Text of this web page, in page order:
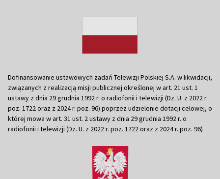
Dofinansowanie ustawowych zadań Telewizji Polskiej S.A. w likwidacji,
związanych z realizacją misji publicznej określonej w art. 21 ust. 1
ustawy z dnia 29 grudnia 1992 r. o radiofonii i telewizji (Dz. U. z 2022 r.
poz. 1722 oraz z 2024 r. poz. 96) poprzez udzielenie dotacji celowej, o
której mowa w art. 31 ust. 2 ustawy z dnia 29 grudnia 1992 r. o
radiofonii i telewizji (Dz. U. z 2022 r. poz. 1722 oraz z 2024 r. poz. 96)